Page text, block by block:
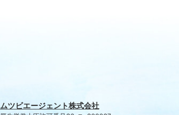
ムツビエージェント株式会社